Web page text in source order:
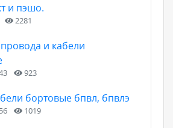
и пэшо.
2281
и кабели
923
бортовые бпвл, бпвлэ
1019